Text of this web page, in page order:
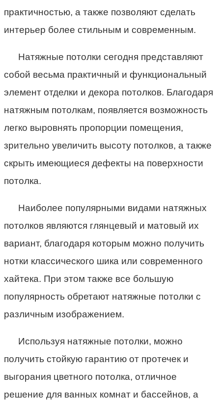
практичностью, а также позволяют сделать
интерьер более стильным и современным.
Натяжные потолки сегодня представляют
собой весьма практичный и функциональный
элемент отделки и декора потолков. Благодаря
натяжным потолкам, появляется возможность
легко выровнять пропорции помещения,
зрительно увеличить высоту потолков, а также
скрыть имеющиеся дефекты на поверхности
потолка.
Наиболее популярными видами натяжных
потолков являются глянцевый и матовый их
вариант, благодаря которым можно получить
нотки классического шика или современного
хайтека. При этом также все большую
популярность обретают натяжные потолки с
различным изображением.
Используя натяжные потолки, можно
получить стойкую гарантию от протечек и
выгорания цветного потолка, отличное
решение для ванных комнат и бассейнов, а